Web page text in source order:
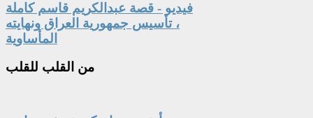
فيديو - قصة عبدالكريم قاسم كاملة
، تأسيس جمهورية العراق ونهايته
المأساوية
من القلب للقلب